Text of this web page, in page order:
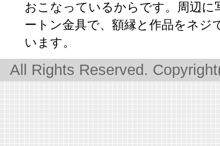
おこなっているからです。周辺
ートン金具で、額縁と作品をネ
います。
All Rights Reserved.